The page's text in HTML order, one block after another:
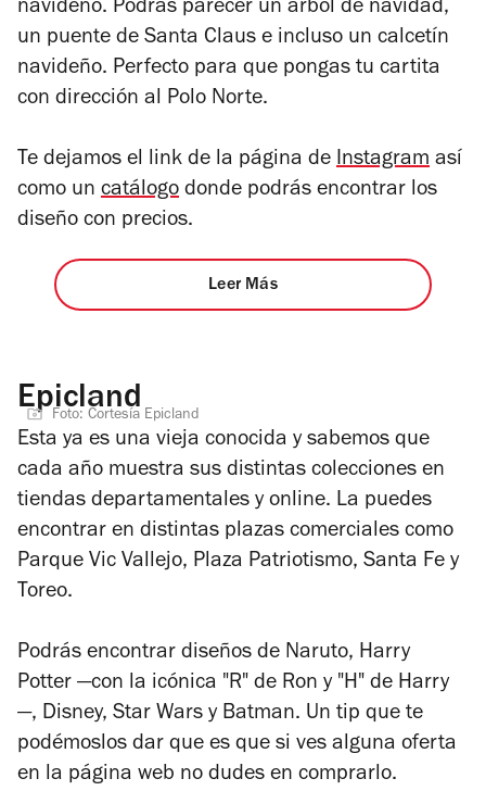
navideño. Podrás parecer un árbol de navidad,
un puente de Santa Claus e incluso un calcetín
navideño. Perfecto para que pongas tu cartita
con dirección al Polo Norte.
Te dejamos el link de la página de Instagram así
como un catálogo donde podrás encontrar los
diseño con precios.
Leer Más
Epicland
Foto: Cortesía Epicland
Esta ya es una vieja conocida y sabemos que
cada año muestra sus distintas colecciones en
tiendas departamentales y online. La puedes
encontrar en distintas plazas comerciales como
Parque Vic Vallejo, Plaza Patriotismo, Santa Fe y
Toreo.
Podrás encontrar diseños de Naruto, Harry
Potter —con la icónica "R" de Ron y "H" de Harry
—, Disney, Star Wars y Batman. Un tip que te
podémoslos dar que es que si ves alguna oferta
en la página web no dudes en comprarlo.